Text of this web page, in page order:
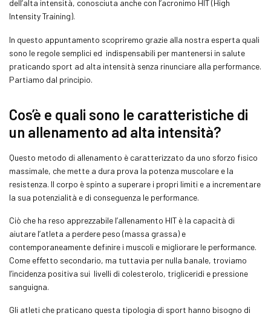
dell’alta intensità, conosciuta anche con l’acronimo HIT (High
Intensity Training).
In questo appuntamento scopriremo grazie alla nostra esperta quali
sono le regole semplici ed indispensabili per mantenersi in salute
praticando sport ad alta intensità senza rinunciare alla performance.
Partiamo dal principio.
Cos’è e quali sono le caratteristiche di
un allenamento ad alta intensità?
Questo metodo di allenamento è caratterizzato da uno sforzo fisico
massimale, che mette a dura prova la potenza muscolare e la
resistenza. Il corpo è spinto a superare i propri limiti e a incrementare
la sua potenzialità e di conseguenza le performance.
Ciò che ha reso apprezzabile l’allenamento HIT è la capacità di
aiutare l’atleta a perdere peso (massa grassa) e
contemporaneamente definire i muscoli e migliorare le performance.
Come effetto secondario, ma tuttavia per nulla banale, troviamo
l’incidenza positiva sui livelli di colesterolo, trigliceridi e pressione
sanguigna.
Gli atleti che praticano questa tipologia di sport hanno bisogno di